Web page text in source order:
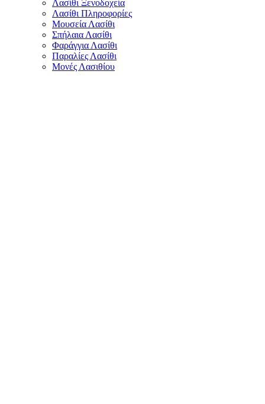
Λασίθι Ξενοδοχεία
Λασίθι Πληροφορίες
Μουσεία Λασίθι
Σπήλαια Λασίθι
Φαράγγια Λασίθι
Παραλίες Λασίθι
Μονές Λασιθίου